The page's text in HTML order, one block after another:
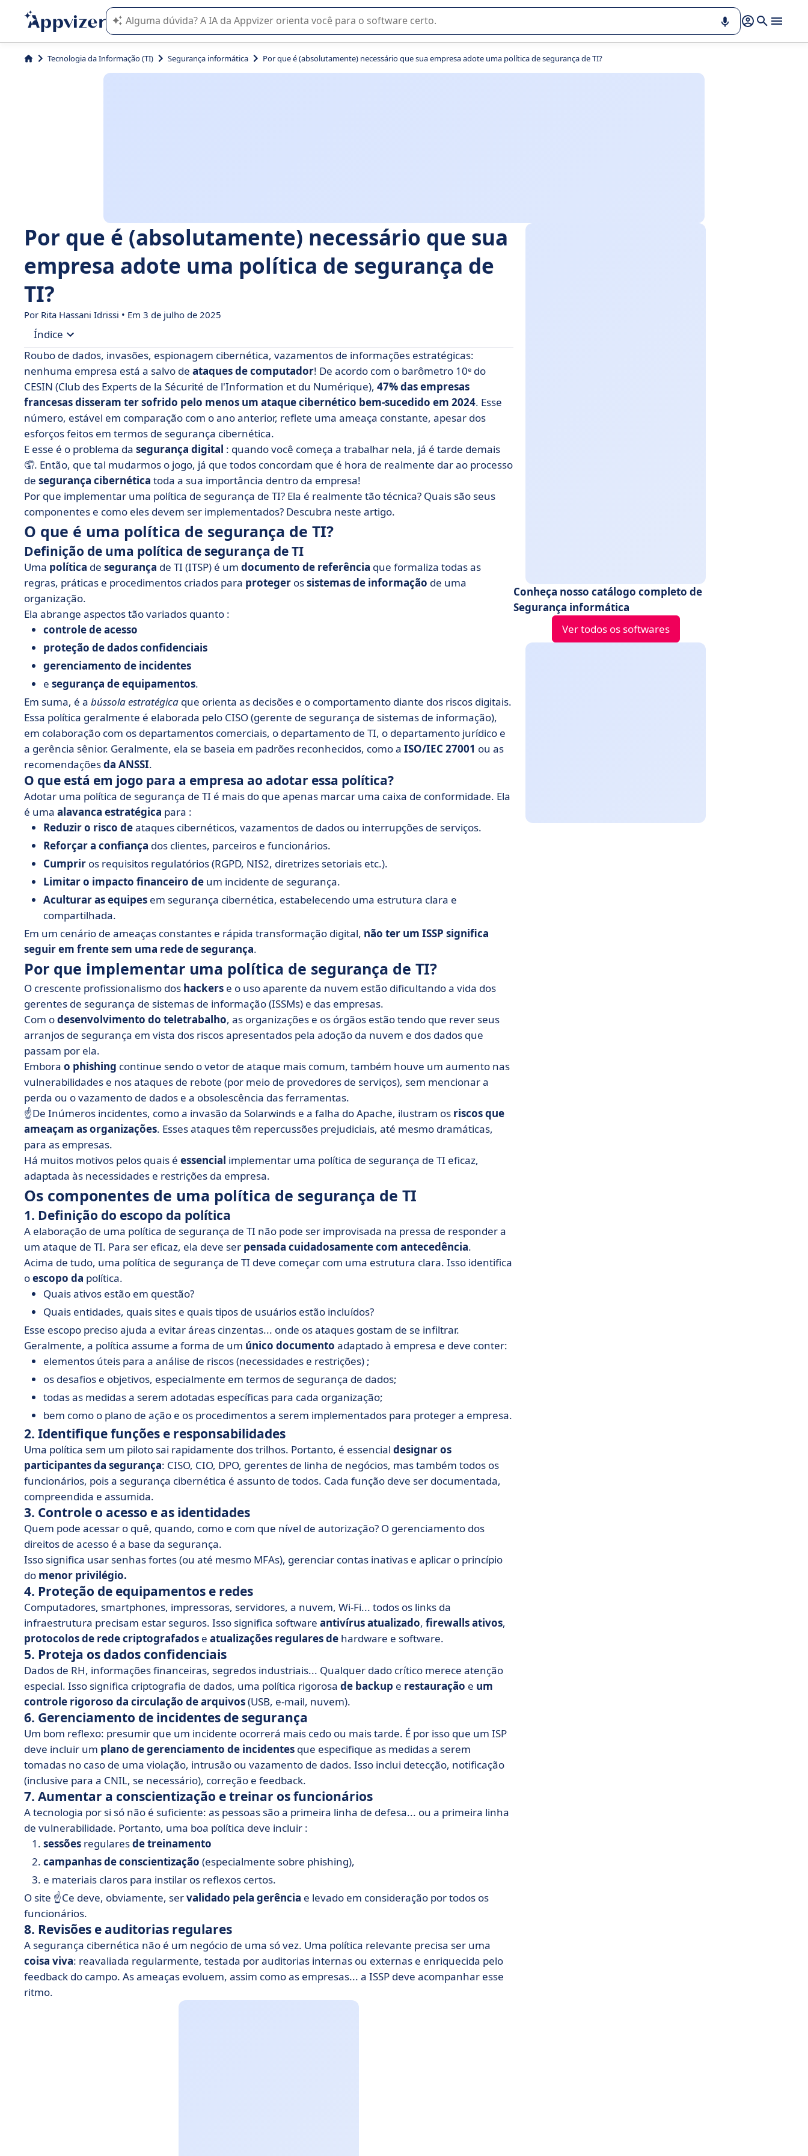
A IA do Appvizer o orienta no uso ou na seleção de software SaaS para sua empresa.
Tecnologia da Informação (TI) Segurança informática Por que é (absolutamente) necessário que sua empresa adote uma política de segurança de TI?
Por que é (absolutamente) necessário que sua
empresa adote uma política de segurança de
TI?
Por Rita Hassani Idrissi • Em 3 de julho de 2025
Índice
• O que é uma política de segurança de TI?
• Por que implementar uma política de segurança de TI?
• Os componentes de uma política de segurança de TI
• Como você implementa uma política de segurança de TI?
• Que ferramentas podem ajudá-lo? 3 exemplos de software
• Modelo de política de segurança de TI: modelo gratuito
• Política de segurança de TI: em poucas palavras
Roubo de dados, invasões, espionagem cibernética, vazamentos de informações estratégicas:
nenhuma empresa está a salvo de ataques de computador! De acordo com o barômetro 10ᵉ do
CESIN (Club des Experts de la Sécurité de l'Information et du Numérique), 47% das empresas
francesas disseram tersofrido pelo menos um ataque cibernético bem-sucedido em 2024. Esse
número, estável em comparação com o ano anterior, reflete uma ameaça constante, apesar dos
esforços feitos em termos de segurança cibernética.
E esse é o problema da segurança digital : quando você começa a trabalhar nela, já é tarde demais
🤦. Então, que tal mudarmos o jogo, já que todos concordam que é hora de realmente dar ao processo
de segurança cibernética toda a sua importância dentro da empresa!
Por que implementar uma política de segurança de TI? Ela é realmente tão técnica? Quais são seus
componentes e como eles devem ser implementados? Descubra neste artigo.
O que é uma política de segurança de TI?
Definição de uma política de segurança de TI
Uma política de segurança de TI (ITSP) é um documento de referência que formaliza todas as
regras, práticas e procedimentos criados para proteger ossistemas de informação de uma
organização.
Ela abrange aspectos tão variados quanto :
controle de acesso
proteção de dados confidenciais
gerenciamento de incidentes
e segurança de equipamentos.
Em suma, é a bússola estratégica que orienta as decisões e o comportamento diante dos riscos digitais.
Essa política geralmente é elaborada pelo CISO (gerente de segurança de sistemas de informação),
em colaboração com os departamentos comerciais, o departamento de TI, o departamento jurídico e
a gerência sênior. Geralmente, ela se baseia em padrões reconhecidos, como a ISO/IEC 27001 ou as
recomendaçõesda ANSSI.
O que está em jogo para a empresa ao adotar essa política?
Adotar uma política de segurança de TI é mais do que apenas marcar uma caixa de conformidade. Ela
é uma alavanca estratégica para :
Reduzir o risco deataques cibernéticos, vazamentos de dados ou interrupções de serviços.
Reforçar a confiança dos clientes, parceiros e funcionários.
Cumprir os requisitos regulatórios (RGPD, NIS2, diretrizes setoriais etc.).
Limitar o impacto financeiro de um incidente de segurança.
Aculturar as equipes em segurança cibernética, estabelecendo uma estrutura clara e
compartilhada.
Em um cenário de ameaças constantes e rápida transformação digital, não ter um ISSP significa
seguir em frente sem uma rede de segurança.
Por que implementar uma política de segurança de TI?
O crescente profissionalismo dos hackers e o uso aparente da nuvem estão dificultando a vida dos
gerentes de segurança de sistemas de informação (ISSMs) e das empresas.
Com odesenvolvimento do teletrabalho, as organizações e os órgãos estão tendo que rever seus
arranjos de segurança em vista dos riscos apresentados pela adoção da nuvem e dos dados que
passam por ela.
Embora o phishing continue sendo o vetor de ataque mais comum, também houve um aumento nas
vulnerabilidades e nos ataques de rebote (por meio de provedores de serviços), sem mencionar a
perda ou o vazamento de dados e a obsolescência das ferramentas.
☝️De Inúmeros incidentes, como a invasão da Solarwinds e a falha do Apache, ilustram os riscos que
ameaçam as organizações. Esses ataques têm repercussões prejudiciais, até mesmo dramáticas,
para as empresas.
Há muitos motivos pelos quais é essencial implementar uma política de segurança de TI eficaz,
adaptada às necessidades e restrições da empresa.
Os componentes de uma política de segurança de TI
1. Definição do escopo da política
A elaboração de uma política de segurança de TI não pode ser improvisada na pressa de responder a
um ataque de TI. Para ser eficaz, ela deve ser pensada cuidadosamente com antecedência.
Acima de tudo, uma política de segurança de TI deve começar com uma estrutura clara. Isso identifica
oescopo da política.
Quais ativos estão em questão?
Quais entidades, quais sites e quais tipos de usuários estão incluídos?
Esse escopo preciso ajuda a evitar áreas cinzentas... onde os ataques gostam de se infiltrar.
Geralmente, a política assume a forma de um único documento adaptado à empresa e deve conter:
elementos úteis para a análise de riscos (necessidades e restrições) ;
os desafios e objetivos, especialmente em termos de segurança de dados;
todas as medidas a serem adotadas específicas para cada organização;
bem como o plano de ação e os procedimentos a serem implementados para proteger a empresa.
2. Identifique funções e responsabilidades
Uma política sem um piloto sai rapidamente dos trilhos. Portanto, é essencial designar os
participantes da segurança: CISO, CIO, DPO, gerentes de linha de negócios, mas também todos os
funcionários, pois a segurança cibernética é assunto de todos. Cada função deve ser documentada,
compreendida e assumida.
3. Controle o acesso e as identidades
Quem pode acessar o quê, quando, como e com que nível de autorização? O gerenciamento dos
direitos de acesso é a base da segurança.
Isso significa usar senhas fortes (ou até mesmo MFAs), gerenciar contas inativas e aplicar o princípio
do menor privilégio.
4. Proteção de equipamentos e redes
Computadores, smartphones, impressoras, servidores, a nuvem, Wi-Fi... todos os links da
infraestrutura precisam estar seguros. Isso significa software antivírus atualizado, firewalls ativos,
protocolos de rede criptografados e atualizações regulares de hardware e software.
5. Proteja os dados confidenciais
Dados de RH, informações financeiras, segredos industriais... Qualquer dado crítico merece atenção
especial. Isso significa criptografia de dados, uma política rigorosa de backup e restauração e um
controle rigoroso da circulação de arquivos(USB, e-mail, nuvem).
6. Gerenciamento de incidentes de segurança
Um bom reflexo: presumir que um incidente ocorrerá mais cedo ou mais tarde. É por isso que um ISP
deve incluir um plano de gerenciamento de incidentes que especifique as medidas a serem
tomadas no caso de uma violação, intrusão ou vazamento de dados. Isso inclui detecção, notificação
(inclusive para a CNIL, se necessário), correção e feedback.
7. Aumentar a conscientização e treinar os funcionários
A tecnologia por si só não é suficiente: as pessoas são a primeira linha de defesa... ou a primeira linha
de vulnerabilidade. Portanto, uma boa política deve incluir :
sessões regularesde treinamento
campanhas de conscientização (especialmente sobre phishing),
e materiais claros para instilar os reflexos certos.
O site ☝️Ce deve, obviamente, servalidado pela gerência e levado em consideração por todos os
funcionários.
8. Revisões e auditorias regulares
A segurança cibernética não é um negócio de uma só vez. Uma política relevante precisa ser uma
coisa viva: reavaliada regularmente, testada por auditorias internas ou externas e enriquecida pelo
feedback do campo. As ameaças evoluem, assim como as empresas... a ISSP deve acompanhar esse
ritmo.
Conheça nosso catálogo completo de
Segurança informática
Ver todos os softwares